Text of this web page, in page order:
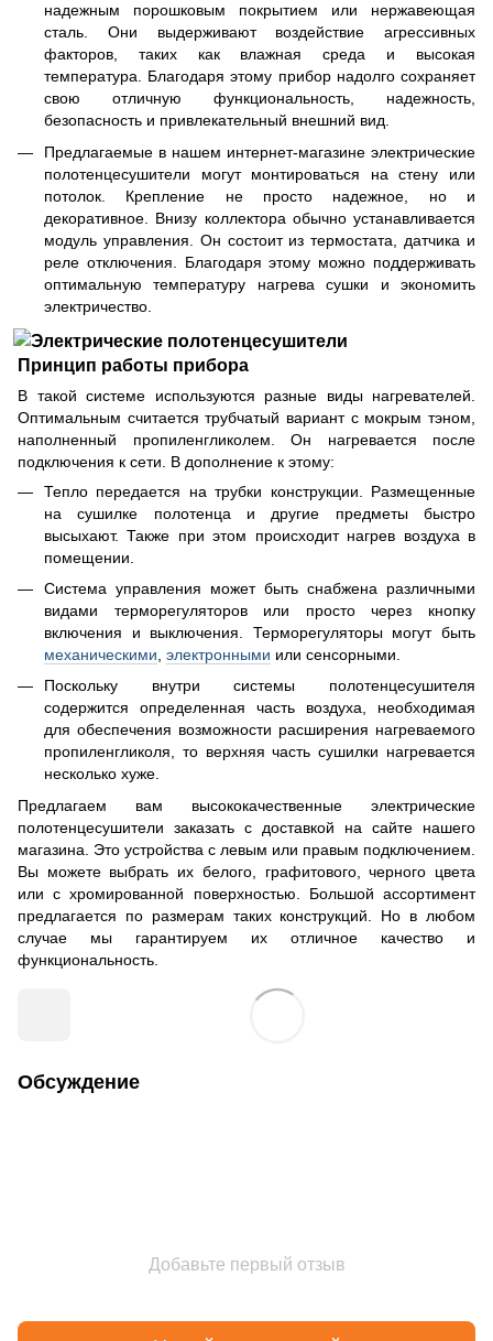
надежным порошковым покрытием или нержавеющая
сталь. Они выдерживают воздействие агрессивных
факторов, таких как влажная среда и высокая
температура. Благодаря этому прибор надолго сохраняет
свою отличную функциональность, надежность,
безопасность и привлекательный внешний вид.
Предлагаемые в нашем интернет-магазине электрические
полотенцесушители могут монтироваться на стену или
потолок. Крепление не просто надежное, но и
декоративное. Внизу коллектора обычно устанавливается
модуль управления. Он состоит из термостата, датчика и
реле отключения. Благодаря этому можно поддерживать
оптимальную температуру нагрева сушки и экономить
электричество.
Принцип работы прибора
В такой системе используются разные виды нагревателей.
Оптимальным считается трубчатый вариант с мокрым тэном,
наполненный пропиленгликолем. Он нагревается после
подключения к сети. В дополнение к этому:
Тепло передается на трубки конструкции. Размещенные
на сушилке полотенца и другие предметы быстро
высыхают. Также при этом происходит нагрев воздуха в
помещении.
Система управления может быть снабжена различными
видами терморегуляторов или просто через кнопку
включения и выключения. Терморегуляторы могут быть
механическими электронными или сенсорными.
Поскольку внутри системы полотенцесушителя
содержится определенная часть воздуха, необходимая
для обеспечения возможности расширения нагреваемого
пропиленгликоля, то верхняя часть сушилки нагревается
несколько хуже.
Предлагаем вам высококачественные электрические
полотенцесушители заказать с доставкой на сайте нашего
магазина. Это устройства с левым или правым подключением.
Вы можете выбрать их белого, графитового, черного цвета
или с хромированной поверхностью. Большой ассортимент
предлагается по размерам таких конструкций. Но в любом
случае мы гарантируем их отличное качество и
функциональность.
Обсуждение
Добавьте первый отзыв